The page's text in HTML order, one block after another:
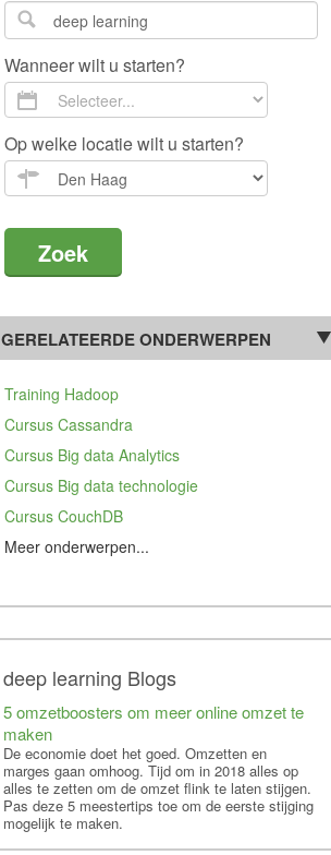
Wanneer wilt u starten?
Op welke locatie wilt u starten?
GERELATEERDE ONDERWERPEN
Training Hadoop
Cursus Cassandra
Cursus Big data Analytics
Cursus Big data technologie
Cursus CouchDB
Meer onderwerpen...
Cursus MongoDB
Cursus Apache Pig
Training Data Mining
Cursus Redis
Studie Kunstmatige intelligentie
Cursus Tableau
Tensorflow
Elastic
deep learning Blogs
5 omzetboosters om meer online omzet te
maken
De economie doet het goed. Omzetten en
marges gaan omhoog. Tijd om in 2018 alles op
alles te zetten om de omzet flink te laten stijgen.
Pas deze 5 meestertips toe om de eerste stijging
mogelijk te maken.